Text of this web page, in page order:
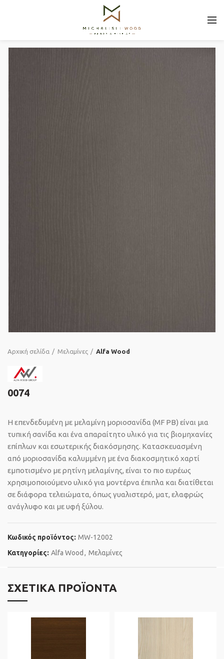
Αρχική σελίδα Μελαμίνες Alfa Wood
0074
Η επενδεδυμένη με μελαμίνη μοριοσανίδα (MF PB) είναι μια
τυπική σανίδα και ένα απαραίτητο υλικό για τις βιομηχανίες
επίπλων και εσωτερικής διακόσμησης. Κατασκευασμένη
από μοριοσανίδα καλυμμένη με ένα διακοσμητικό χαρτί
εμποτισμένο με ρητίνη μελαμίνης, είναι το πιο ευρέως
χρησιμοποιούμενο υλικό για μοντέρνα έπιπλα και διατίθεται
σε διάφορα τελειώματα, όπως γυαλιστερό, ματ, ελαφρώς
ανάγλυφο και με υφή ξύλου.
Κωδικός προϊόντος: MW-12002
Κατηγορίες: Alfa Wood, Μελαμίνες
ΣΧΕΤΙΚΆ ΠΡΟΪΌΝΤΑ